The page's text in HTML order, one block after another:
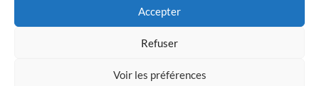
Accepter
Refuser
Voir les préférences
Conditions générales
Mentions légales